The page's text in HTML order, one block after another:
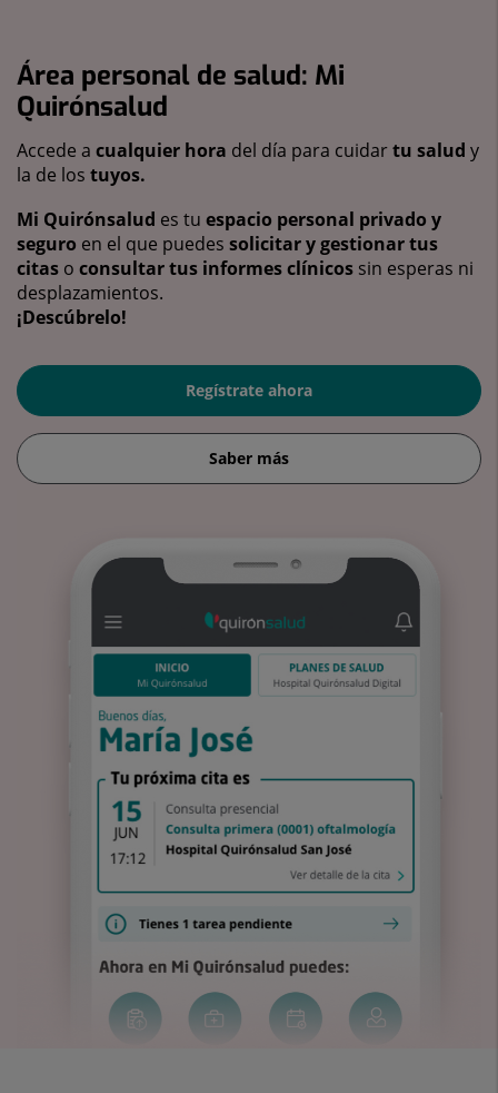
Área personal de salud: Mi
Quirónsalud
Accede a cualquier hora del día para cuidartu salud y
la de los tuyos.
Mi Quirónsalud es tu espacio personal privado y
seguro en el que puedes solicitar y gestionar tus
citas o consultar tus informes clínicos sin esperas ni
desplazamientos.
¡Descúbrelo!
Regístrate ahora
Saber más